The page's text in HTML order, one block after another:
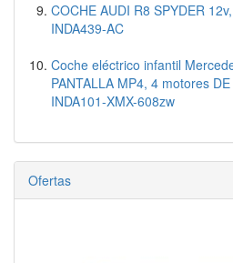
COCHE AUDI R8 SPYDER
INDA439-AC
Coche eléctrico infantil
PANTALLA MP4, 4 motores
INDA101-XMX-608zw
Ofertas